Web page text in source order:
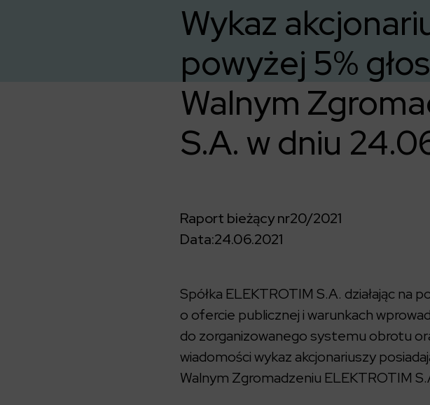
Wykaz
powyżej 5%
Walnym
S.A. w dniu
Raport bieżący nr20/2021
Data:24.06.2021
Spółka ELEKTROTIM S.A. działając
o ofercie publicznej i warunkach
do zorganizowanego systemu obrotu
wiadomości wykaz akcjonariuszy
Walnym Zgromadzeniu ELEKTROTIM